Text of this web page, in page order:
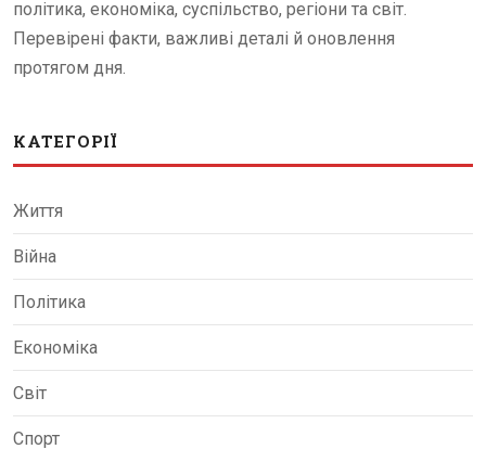
політика, економіка, суспільство, регіони та світ.
Перевірені факти, важливі деталі й оновлення
протягом дня.
КАТЕГОРІЇ
Життя
Війна
Політика
Економіка
Світ
Спорт